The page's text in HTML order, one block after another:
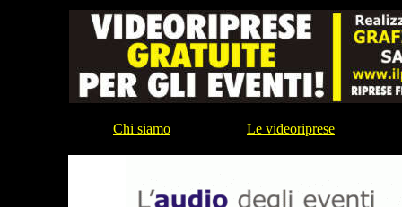
Chi siamo Le videoriprese